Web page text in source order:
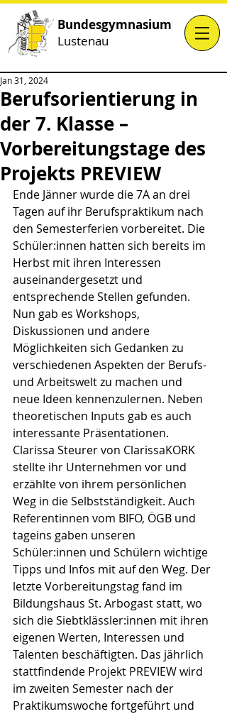
Bundesgymnasium
Lustenau
Berufsorientierung in
der 7. Klasse –
Vorbereitungstage des
Projekts PREVIEW
Jan 31, 2024
Ende Jänner wurde die 7A an drei
Tagen auf ihr Berufspraktikum nach
den Semesterferien vorbereitet. Die
Schüler:innen hatten sich bereits im
Herbst mit ihren Interessen
auseinandergesetzt und
entsprechende Stellen gefunden.
Nun gab es Workshops,
Diskussionen und andere
Möglichkeiten sich Gedanken zu
verschiedenen Aspekten der Berufs-
und Arbeitswelt zu machen und
neue Ideen kennenzulernen. Neben
theoretischen Inputs gab es auch
interessante Präsentationen.
Clarissa Steurer von ClarissaKORK
stellte ihr Unternehmen vor und
erzählte von ihrem persönlichen
Weg in die Selbstständigkeit. Auch
Referentinnen vom BIFO, ÖGB und
tageins gaben unseren
Schüler:innen und Schülern wichtige
Tipps und Infos mit auf den Weg. Der
letzte Vorbereitungstag fand im
Bildungshaus St. Arbogast statt, wo
sich die Siebtklässler:innen mit ihren
eigenen Werten, Interessen und
Talenten beschäftigten. Das jährlich
stattfindende Projekt PREVIEW wird
im zweiten Semester nach der
Praktikumswoche fortgeführt und